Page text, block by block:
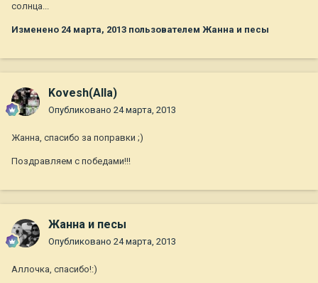
солнца...
Изменено 24 марта, 2013 пользователем Жанна и песы
Kovesh(Alla)
Опубликовано 24 марта, 2013
Жанна, спасибо за поправки ;)
Поздравляем с победами!!!
Жанна и песы
Опубликовано 24 марта, 2013
Аллочка, спасибо!:)